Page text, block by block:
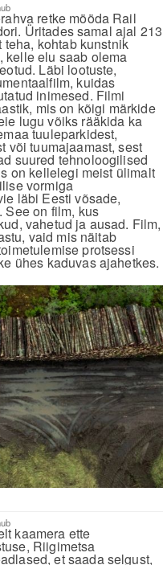
retke mööda Rail
Üritades samal ajal 213
kohtab kunstnik
kelle elu saab olema
Läbi lootuste,
kuidas
inimesed. Filmi
mis on kõigi märkide
lugu võiks rääkida ka
tuuleparkidest,
või tuumajaamast, sest
suured tehnoloogilised
on kellelegi meist ülimalt
vormiga
läbi Eesti võsade,
See on film, kus
vahetud ja ausad. Film,
vaid mis näitab
protsessi
ühes kaduvas ajahetkes.
kaamera ette
Riigimetsa
et saada selgust,